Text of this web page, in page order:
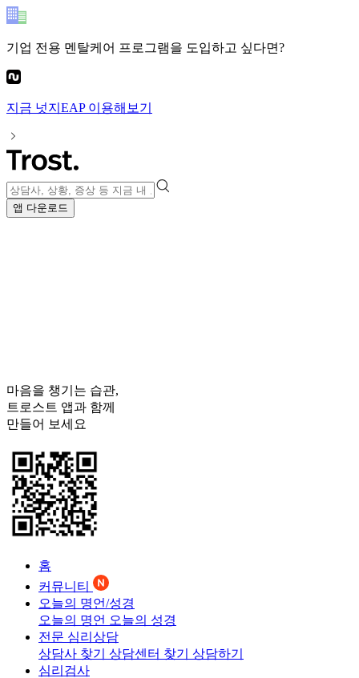
기업 전용 멘탈케어 프로그램을 도입하고 싶다면?
지금 넛지EAP이용해보기
앱 다운로드
마음을 챙기는 습관,
트로스트 앱과 함께
만들어 보세요
홈
커뮤니티
오늘의 명언/성경
오늘의 명언 오늘의 성경
전문 심리상담
상담사 찾기 상담센터 찾기 상담하기
심리검사